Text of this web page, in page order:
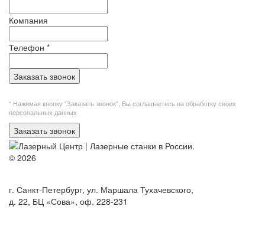
Компания
Телефон *
Заказать звонок
* Нажимая кнопку "Заказать звонок", Вы соглашаетесь на обработку своих
персональных данных
Заказать звонок
© 2026
г. Санкт-Петербург, ул. Маршала Тухачевского,
д. 22, БЦ «Сова», оф. 228-231